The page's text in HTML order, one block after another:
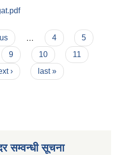
विवरण
4
5
9 10
11
› last »
सम्वन्धी सूचना